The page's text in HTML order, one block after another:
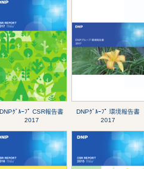
DNPｸﾞﾙｰﾌﾟ CSR報告書
2017
DNPｸﾞﾙｰﾌﾟ 環境報告書
2017